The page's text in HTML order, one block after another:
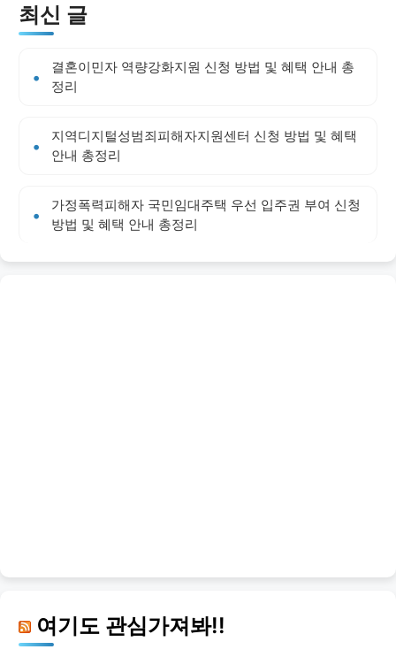
최신 글
결혼이민자 역량강화지원 신청 방법 및 혜택 안내 총
정리
지역디지털성범죄피해자지원센터 신청 방법 및 혜택
안내 총정리
가정폭력피해자 국민임대주택 우선 입주권 부여 신청
방법 및 혜택 안내 총정리
여기도 관심가져봐!!